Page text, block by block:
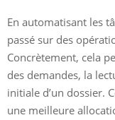
En automatisant les
passé sur des
Concrètement, cela
des demandes, la
initiale d’un dossier.
une meilleure